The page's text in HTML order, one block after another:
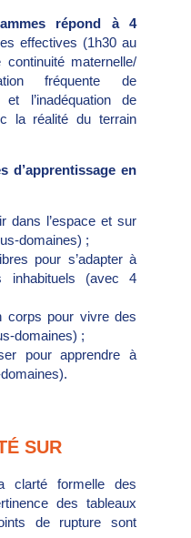
répond à 4
effectives (1h30 au
maternelle/
fréquente de
et l’inadéquation de
la réalité du terrain
d’apprentissage en
dans l’espace et sur
domaines) ;
pour s’adapter à
inhabituels (avec 4
corps pour vivre des
domaines) ;
pour apprendre à
SUR
formelle des
des tableaux
de rupture sont